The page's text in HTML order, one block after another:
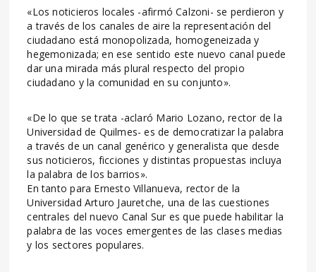
«Los noticieros locales -afirmó Calzoni- se perdieron y
a través de los canales de aire la representación del
ciudadano está monopolizada, homogeneizada y
hegemonizada; en ese sentido este nuevo canal puede
dar una mirada más plural respecto del propio
ciudadano y la comunidad en su conjunto».
«De lo que se trata -aclaró Mario Lozano, rector de la
Universidad de Quilmes- es de democratizar la palabra
a través de un canal genérico y generalista que desde
sus noticieros, ficciones y distintas propuestas incluya
la palabra de los barrios».
En tanto para Ernesto Villanueva, rector de la
Universidad Arturo Jauretche, una de las cuestiones
centrales del nuevo Canal Sur es que puede habilitar la
palabra de las voces emergentes de las clases medias
y los sectores populares.